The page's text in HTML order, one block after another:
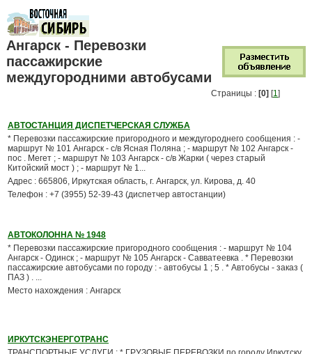
Ангарск - Перевозки
пассажирские
междугородними автобусами
Страницы : [0] [1]
АВТОСТАНЦИЯ ДИСПЕТЧЕРСКАЯ СЛУЖБА
* Перевозки пассажирские пригородного и междугороднего сообщения : -
маршрут № 101 Ангарск - с/в Ясная Поляна ; - маршрут № 102 Ангарск -
пос . Мегет ; - маршрут № 103 Ангарск - с/в Жарки ( через старый
Китойский мост ) ; - маршрут № 1...
Адрес : 665806, Иркутская область, г. Ангарск, ул. Кирова, д. 40
Телефон : +7 (3955) 52-39-43 (диспетчер автостанции)
АВТОКОЛОННА № 1948
* Перевозки пассажирские пригородного сообщения : - маршрут № 104
Ангарск - Одинск ; - маршрут № 105 Ангарск - Савватеевка . * Перевозки
пассажирские автобусами по городу : - автобусы 1 ; 5 . * Автобусы - заказ (
ПАЗ ) . ...
Место нахождения : Ангарск
ИРКУТСКЭНЕРГОТРАНС